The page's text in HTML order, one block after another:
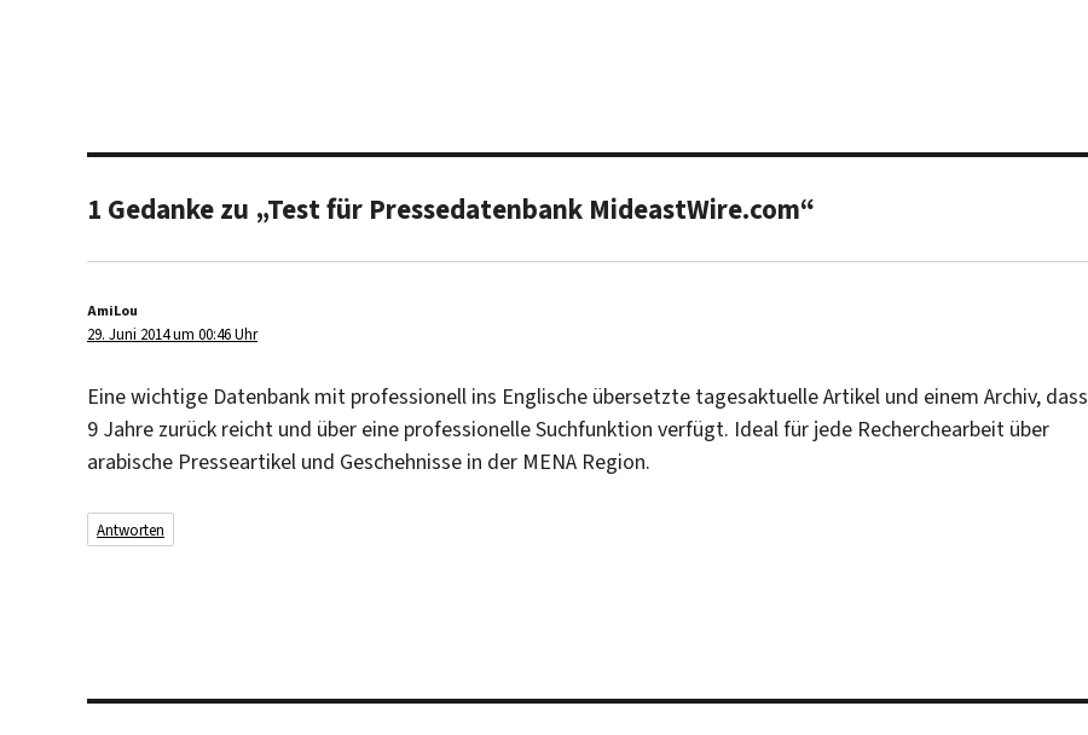
1 Gedanke zu „Test für Pressedatenbank MideastWire.com“
AmiLou
29. Juni 2014 um 00:46 Uhr
Eine wichtige Datenbank mit professionell ins Englische übersetzte tagesaktuelle Artikel und einem Archiv, dass
9 Jahre zurück reicht und über eine professionelle Suchfunktion verfügt. Ideal für jede Recherchearbeit über
arabische Presseartikel und Geschehnisse in der MENA Region.
Antworten